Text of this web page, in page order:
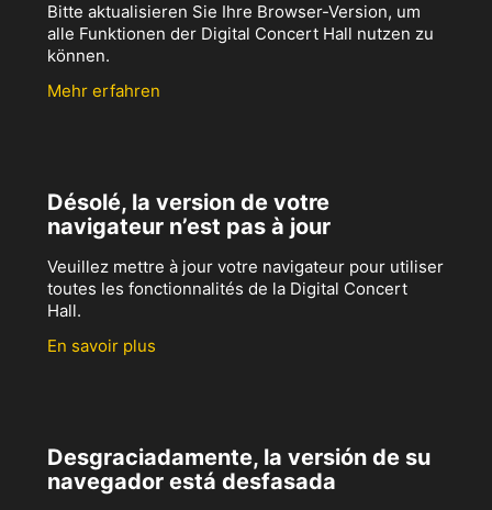
Bitte aktualisieren Sie Ihre Browser-Version, um
alle Funktionen der Digital Concert Hall nutzen zu
können.
Mehr erfahren
Désolé, la version de votre
navigateur n’est pas à jour
Veuillez mettre à jour votre navigateur pour utiliser
toutes les fonctionnalités de la Digital Concert
Hall.
En savoir plus
Desgraciadamente, la versión de su
navegador está desfasada